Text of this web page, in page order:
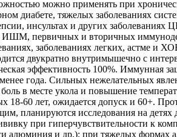
можно применять при
диабете, тяжелых заболеваниях
инсультах и других заболеваниях
ИШМ, первичных и вторичных
заболеваниях легких, астме и
двукратно внутримышечно с
эффективность 100%. Иммунная
менее года. Сильных нежелательных
в месте укола и повышение
18-60 лет, ожидается допуск и 60+.
планируются исследования на детях
при гиперчувствительности к
алюминия и др.); при тяжелых формах